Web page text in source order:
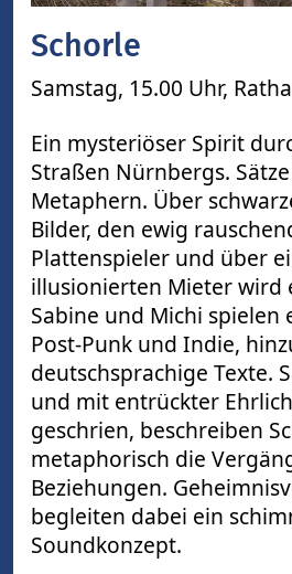
Schorle
Samstag, 15.00 Uhr,
Ein mysteriöser Spirit
Straßen Nürnbergs.
Metaphern. Über
Bilder, den ewig
Plattenspieler und über
illusionierten Mieter wird
Sabine und Michi spielen
Post-Punk und Indie,
deutschsprachige Texte.
und mit entrückter
geschrien, beschreiben
metaphorisch die
Beziehungen.
begleiten dabei ein
Soundkonzept.